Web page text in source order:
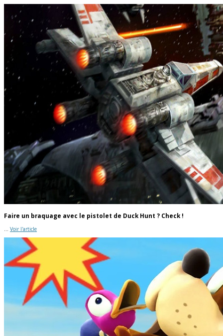
Faire un braquage avec le pistolet de Duck Hunt ? Check !
Voir l'article